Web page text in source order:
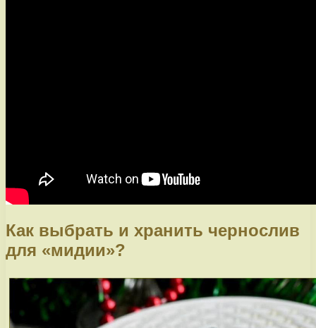
Как выбрать и хранить чернослив
для «мидии»?